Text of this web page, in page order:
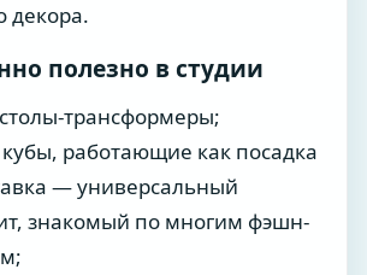
декора.
полезно в студии
трансформеры;
работающие как посадка
— универсальный
знакомый по многим фэшн-